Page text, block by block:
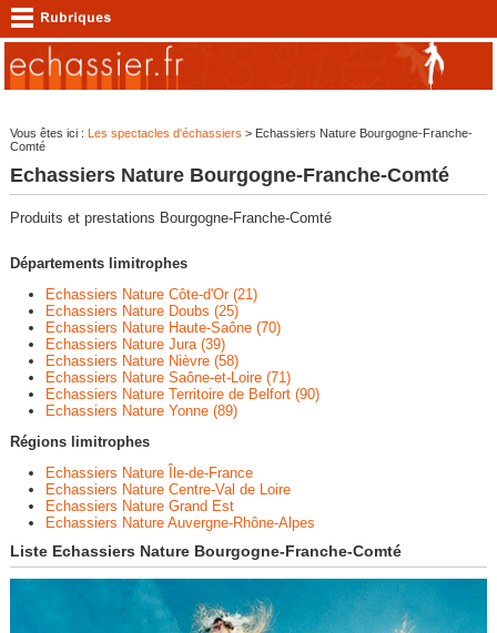
Vous êtes ici : Les spectacles d'échassiers > Echassiers Nature Bourgogne-Franche-
Comté
Echassiers Nature Bourgogne-Franche-Comté
Produits et prestations Bourgogne-Franche-Comté
Départements limitrophes
Echassiers Nature Côte-d'Or (21)
Echassiers Nature Doubs (25)
Echassiers Nature Haute-Saône (70)
Echassiers Nature Jura (39)
Echassiers Nature Nièvre (58)
Echassiers Nature Saône-et-Loire (71)
Echassiers Nature Territoire de Belfort (90)
Echassiers Nature Yonne (89)
Régions limitrophes
Echassiers Nature Île-de-France
Echassiers Nature Centre-Val de Loire
Echassiers Nature Grand Est
Echassiers Nature Auvergne-Rhône-Alpes
Liste Echassiers Nature Bourgogne-Franche-Comté